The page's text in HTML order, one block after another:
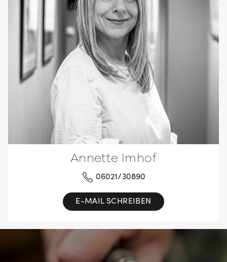
Annette Imhof
06021/30890
E-MAIL SCHREIBEN